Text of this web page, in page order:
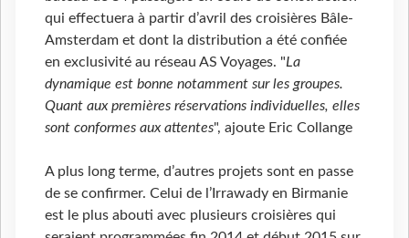
qui effectuera à partir d’avril des croisières Bâle-
Amsterdam et dont la distribution a été confiée
en exclusivité au réseau AS Voyages. "La
dynamique est bonne notamment sur les groupes.
Quant aux premières réservations individuelles, elles
sont conformes aux attentes", ajoute Eric Collange
A plus long terme, d’autres projets sont en passe
de se confirmer. Celui de l’Irrawady en Birmanie
est le plus abouti avec plusieurs croisières qui